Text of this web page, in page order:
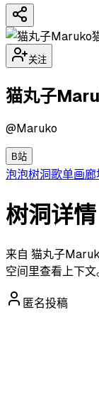
关注
猫丸子
@Maruko
B站
泡泡树洞歌单画廊
树洞详情
来自 猫丸子
空间里查看上下文
匿名投稿